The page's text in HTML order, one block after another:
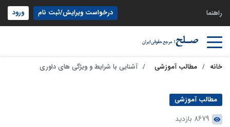
راهنما درخواست ویرایش/ثبت نام ورود
خانه مطالب آموزشی آشنایی با شرایط و ویژگی های داوری
مطالب آموزشی
8679 بازدید